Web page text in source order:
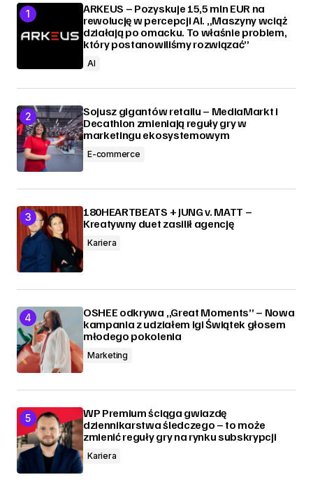
ARKEUS – Pozyskuje 15,5 mln EUR na
rewolucję w percepcji AI. „Maszyny wciąż
działają po omacku. To właśnie problem,
który postanowiliśmy rozwiązać”
AI
Sojusz gigantów retailu – MediaMarkt i
Decathlon zmieniają reguły gry w
marketingu ekosystemowym
E-commerce
180HEARTBEATS + JUNG v. MATT –
Kreatywny duet zasilił agencję
Kariera
OSHEE odkrywa „Great Moments” – Nowa
kampania z udziałem Igi Świątek głosem
młodego pokolenia
Marketing
WP Premium ściąga gwiazdę
dziennikarstwa śledczego – to może
zmienić reguły gry na rynku subskrypcji
Kariera